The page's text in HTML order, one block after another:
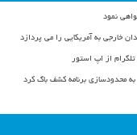
نمود
خارجی به آمریکایی را می پردازد
از اپ استور
محدودسازی برنامه کشف باگ کرد